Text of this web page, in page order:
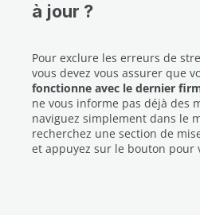
à jour ?
Pour exclure les erreurs de
vous devez vous assurer que
fonctionne avec le dernier
ne vous informe pas déjà des
naviguez simplement dans le
recherchez une section de
et appuyez sur le bouton pour